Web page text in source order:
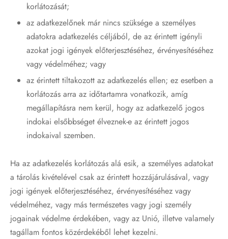
korlátozását;
az adatkezelőnek már nincs szüksége a személyes
adatokra adatkezelés céljából, de az érintett igényli
azokat jogi igények előterjesztéséhez, érvényesítéséhez
vagy védelméhez; vagy
az érintett tiltakozott az adatkezelés ellen; ez esetben a
korlátozás arra az időtartamra vonatkozik, amíg
megállapításra nem kerül, hogy az adatkezelő jogos
indokai elsőbbséget élveznek-e az érintett jogos
indokaival szemben.
Ha az adatkezelés korlátozás alá esik, a személyes adatokat
a tárolás kivételével csak az érintett hozzájárulásával, vagy
jogi igények előterjesztéséhez, érvényesítéséhez vagy
védelméhez, vagy más természetes vagy jogi személy
jogainak védelme érdekében, vagy az Unió, illetve valamely
tagállam fontos közérdekéből lehet kezelni.